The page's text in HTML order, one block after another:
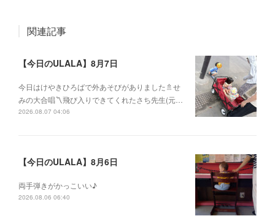
関連記事
【今日のULALA】8月7日
今日はけやきひろばで外あそびがありました🚿せ
みの大合唱〽飛び入りできてくれたさち先生(元…
2026.08.07 04:06
【今日のULALA】8月6日
両手弾きがかっこいい♪
2026.08.06 06:40